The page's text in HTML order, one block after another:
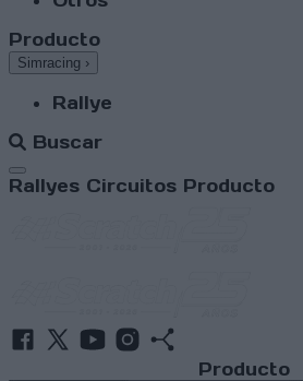
Producto
Simracing ›
Rallye
Buscar
Abrir menú
Rallyes Circuitos Producto
Producto